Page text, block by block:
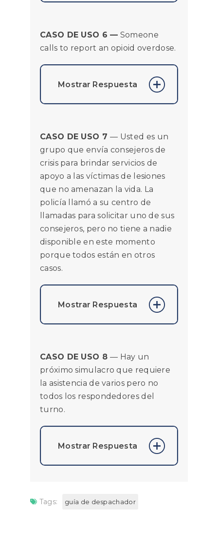
Incidente Inmediato.
Las agencias que
lesiones que amenazan
Incidente Inmediato
siempre que
despachen ayuda a
personas con
condiciones agudas.
CASO DE USO 6 — Someone
calls to report an opioid overdose.
Mostrar Respuesta
peligro la vida o las
extremidades =
Incidente Inmediato .
CASO DE USO 7— Usted es un
grupo que envía consejeros de
crisis para brindar servicios de
apoyo a las víctimas de lesiones
que no amenazan la vida. La
policía llamó a su centro de
llamadas para solicitar uno de sus
consejeros, pero no tiene a nadie
disponible en este momento
porque todos están en otros
casos.
Mostrar Respuesta
ideal para un Incidente
Pendiente . Los
incidentes pendientes
se pueden crear y dejar
activos sin que se asigne
disponible. (Los
asigna ningún
CASO DE USO 8— Hay un
próximo simulacro que requiere
la asistencia de varios pero no
todos los respondedores del
turno.
Mostrar Respuesta
Programados para la
Tags: guía de despachador